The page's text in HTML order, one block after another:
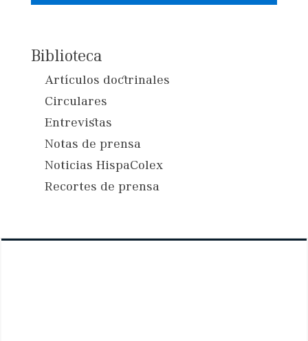
Biblioteca
Artículos doctrinales
Circulares
Entrevistas
Notas de prensa
Noticias HispaColex
Recortes de prensa